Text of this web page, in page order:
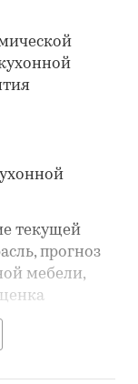
текущей
прогноз
мебели,